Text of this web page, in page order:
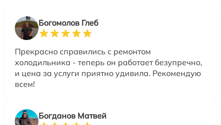
Богомолов Глеб
Прекрасно справились с ремонтом
холодильника - теперь он работает безупречно,
и цена за услуги приятно удивила. Рекомендую
всем!
Богданов Матвей